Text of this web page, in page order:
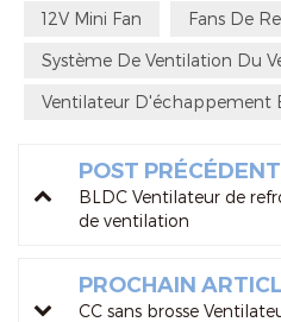
12V Mini Fan Fans De
Système De Ventilation Du
Ventilateur D'échappement
POST PRÉCÉDENT
BLDC Ventilateur de
de ventilation
PROCHAIN
CC sans brosse